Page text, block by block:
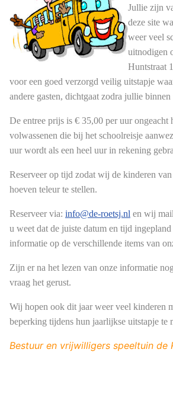
Jullie zijn v
deze site
weer veel
uitnodigen
Huntstraat
voor een goed verzorgd veilig uitstapje
andere gasten, dichtgaat zodra jullie
De entree prijs is € 35,00 per uur ongeacht
volwassenen die bij het schoolreisje
uur wordt als een heel uur in rekening
Reserveer op tijd zodat wij de kinderen
hoeven teleur te stellen.
Reserveer via: info@de-roetsj.nl en wij
u weet dat de juiste datum en tijd
informatie op de verschillende items van
Zijn er na het lezen van onze informatie
vraag het gerust.
Wij hopen ook dit jaar weer veel kinderen
beperking tijdens hun jaarlijkse uitstapje te
Bestuur en vrijwilligers speeltuin de